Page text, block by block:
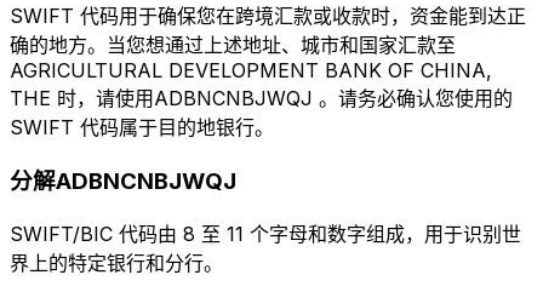
SWIFT 代码用于确保您在跨境汇款或收款时，资金能到达正
确的地方。当您想通过上述地址、城市和国家汇款至
AGRICULTURAL DEVELOPMENT BANK OF CHINA,
THE 时，请使用ADBNCNBJWQJ 。请务必确认您使用的
SWIFT 代码属于目的地银行。
分解ADBNCNBJWQJ
SWIFT/BIC 代码由 8 至 11 个字母和数字组成，用于识别世
界上的特定银行和分行。